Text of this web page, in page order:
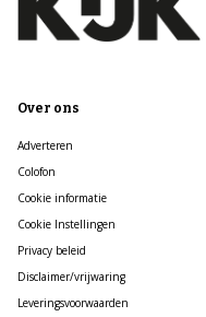
Over ons
Adverteren
Colofon
Cookie informatie
Cookie Instellingen
Privacy beleid
Disclaimer/vrijwaring
Leveringsvoorwaarden